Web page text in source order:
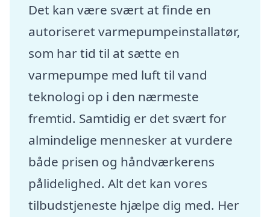
Det kan være svært at finde en
autoriseret varmepumpeinstallatør,
som har tid til at sætte en
varmepumpe med luft til vand
teknologi op i den nærmeste
fremtid. Samtidig er det svært for
almindelige mennesker at vurdere
både prisen og håndværkerens
pålidelighed. Alt det kan vores
tilbudstjeneste hjælpe dig med. Her